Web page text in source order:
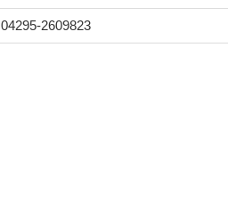
04295-2609823